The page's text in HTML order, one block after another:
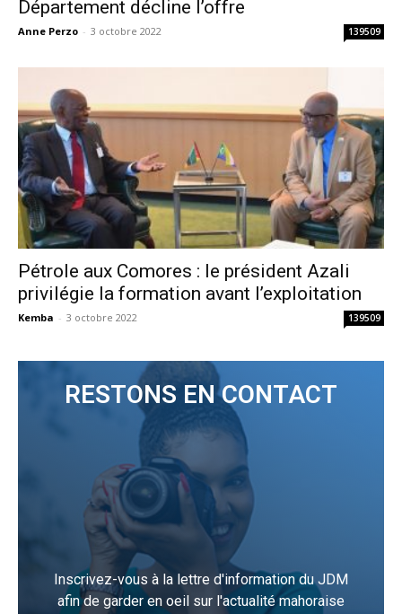
Département décline l’offre
Anne Perzo - 3 octobre 2022 139509
Pétrole aux Comores : le président Azali
privilégie la formation avant l’exploitation
Kemba - 3 octobre 2022 139509
RESTONS EN CONTACT
Inscrivez-vous à la lettre d'information du JDM
afin de garder en oeil sur l'actualité mahoraise